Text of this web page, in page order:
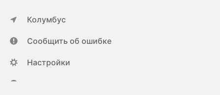
Колумбус
Сообщить об ошибке
Настройки